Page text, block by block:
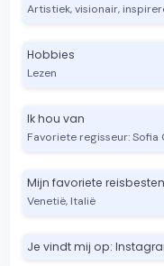
Artistiek, visionair,
Hobbies
Lezen
Ik hou van
Favoriete regisseur: Sofia
Mijn favoriete
Venetië, Italië
Je vindt mij op: